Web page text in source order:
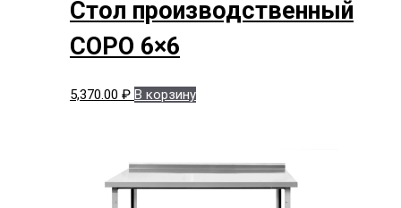
Стол производственный
СОРО 6×6
5,370.00 ₽ В корзину